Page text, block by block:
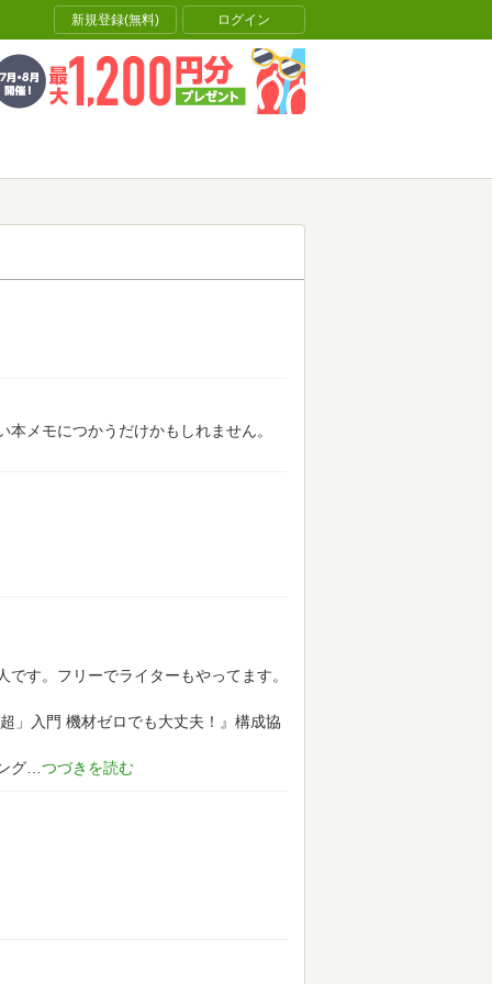
新規登録(無料) ログイン
メモにつかうだけかもしれません。
す。フリーでライターもやってます。
」入門 機材ゼロでも大丈夫！』構成協
グ